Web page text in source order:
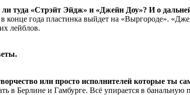
туда «Стрэйт Эйдж» и «Джейн Доу»? И о
конце года пластинка выйдет на «Выргороде».
лейблов.
или просто исполнителей которые ты
в Берлине и Гамбурге. Всё упирается в